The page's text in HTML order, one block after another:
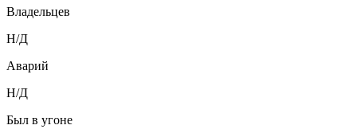
Владельцев
Н/Д
Аварий
Н/Д
Был в угоне